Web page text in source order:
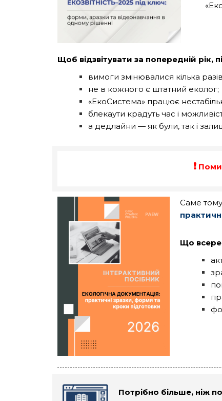
Щоб відзвітувати за попередній
вимоги змінювалися кілька
не в кожного є штатний еколог;
«ЕкоСистема» працює
блекаути крадуть час і
а дедлайни — як були, так і
❗
Саме
Що
Потрібно більше, ніж